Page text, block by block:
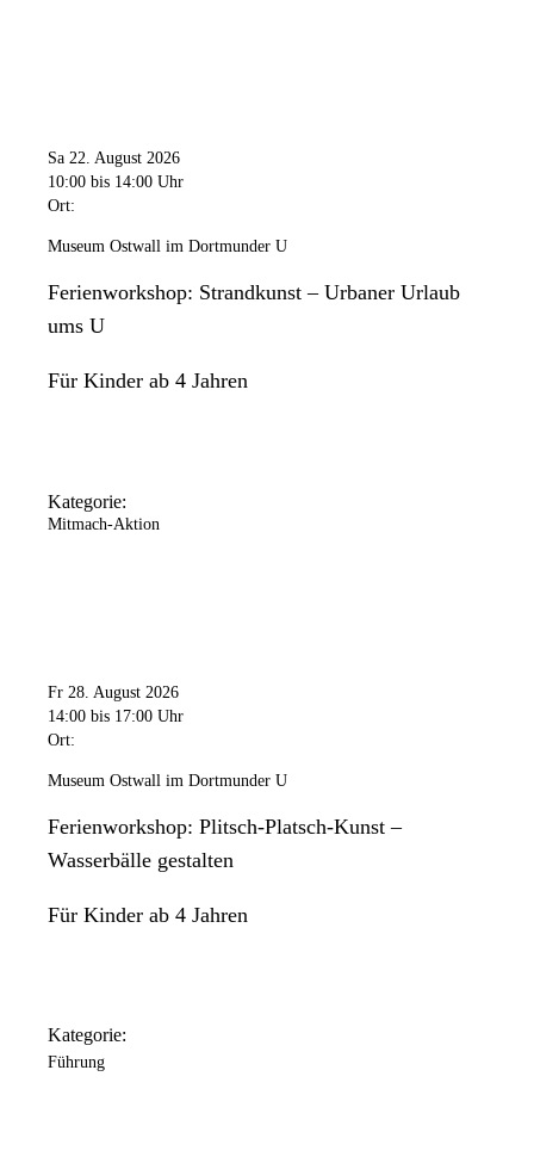
Sa 22. August 2026
10:00 bis 14:00 Uhr
Ort:
Museum Ostwall im Dortmunder U
Ferienworkshop: Strandkunst – Urbaner Urlaub
ums U
Für Kinder ab 4 Jahren
Kategorie:
Mitmach-Aktion
Fr 28. August 2026
14:00 bis 17:00 Uhr
Ort:
Museum Ostwall im Dortmunder U
Ferienworkshop: Plitsch-Platsch-Kunst –
Wasserbälle gestalten
Für Kinder ab 4 Jahren
Kategorie:
Führung